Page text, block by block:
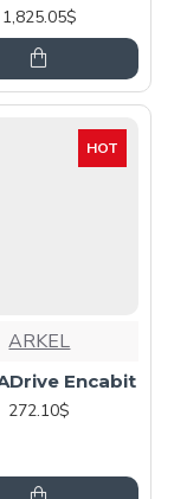
1,825.05$
HOT
ARKEL
Encabit
272.10$